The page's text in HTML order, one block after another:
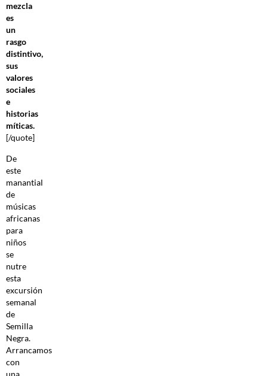
mezcla
es
un
rasgo
distintivo,
sus
valores
sociales
e
historias
míticas.
[/quote]
De
este
manantial
de
músicas
africanas
para
niños
se
nutre
esta
excursión
semanal
de
Semilla
Negra.
Arrancamos
con
una